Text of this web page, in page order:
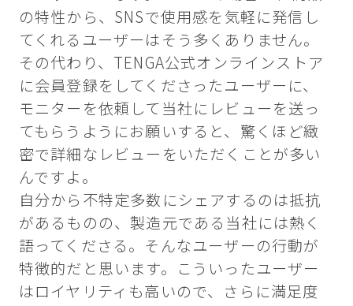
の特性から、SNSで使用感を気軽に発信し
てくれるユーザーはそう多くありません。
その代わり、TENGA公式オンラインストア
に会員登録をしてくださったユーザーに、
モニターを依頼して当社にレビューを送っ
てもらうようにお願いすると、驚くほど緻
密で詳細なレビューをいただくことが多い
んですよ。
自分から不特定多数にシェアするのは抵抗
があるものの、製造元である当社には熱く
語ってくださる。そんなユーザーの行動が
特徴的だと思います。こういったユーザー
はロイヤリティも高いので、さらに満足度